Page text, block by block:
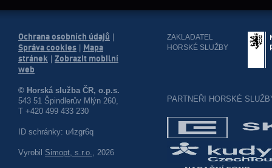
Ochrana osobních údajů
Správa cookies
Mapa
stránek
Zobrazit mobilní
web
© Horská služba ČR, o.p.s.
543 51 Špindlerův Mlýn 260,
T +420 499 433 230
ID schránky: u4zgr6q
Vyrobil Simopt, s.r.o., 2026
ZAKLADATEL
HORSKÉ SLUŽBY
PARTNEŘI HORSKÉ